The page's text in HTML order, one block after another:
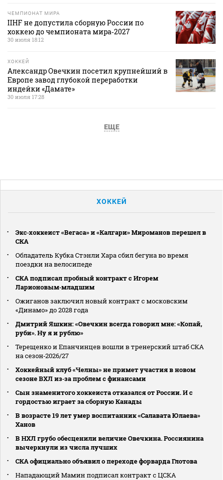
ЧЕМПИОНАТ МИРА
IIHF не допустила сборную России по
хоккею до чемпионата мира‑2027
30 июля 18:12
ХОККЕЙ
Александр Овечкин посетил крупнейший в
Европе завод глубокой переработки
индейки «Дамате»
30 июля 17:28
ЕЩЕ
ХОККЕЙ
Экс‑хоккеист «Вегаса» и «Калгари» Мироманов перешел в
СКА
Обладатель Кубка Стэнли Хара сбил бегуна во время
поездки на велосипеде
СКА подписал пробный контракт с Игорем
Ларионовым‑младшим
Ожиганов заключил новый контракт с московским
«Динамо» до 2028 года
Дмитрий Яшкин: «Овечкин всегда говорил мне: «Копай,
руби». Ну я и рублю»
Терещенко и Епанчинцев вошли в тренерский штаб СКА
на сезон‑2026/27
Хоккейный клуб «Челны» не примет участия в новом
сезоне ВХЛ из‑за проблем с финансами
Сын знаменитого хоккеиста отказался от России. И с
гордостью играет за сборную Канады
В возрасте 19 лет умер воспитанник «Салавата Юлаева»
Ханов
В НХЛ грубо обесценили величие Овечкина. Россиянина
вычеркнули из числа лучших
СКА официально объявил о переходе форварда Глотова
Нападающий Мамин подписал контракт с ЦСКА